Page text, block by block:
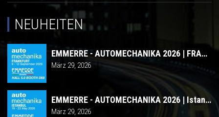
NEUHEITEN
EMMERRE - AUTOMECHANIKA 2026 | FRANKFURT
März 29, 2026
EMMERRE - AUTOMECHANIKA 2026 | Istanbul
März 29, 2026